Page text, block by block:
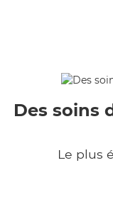
Des soins
Le plus